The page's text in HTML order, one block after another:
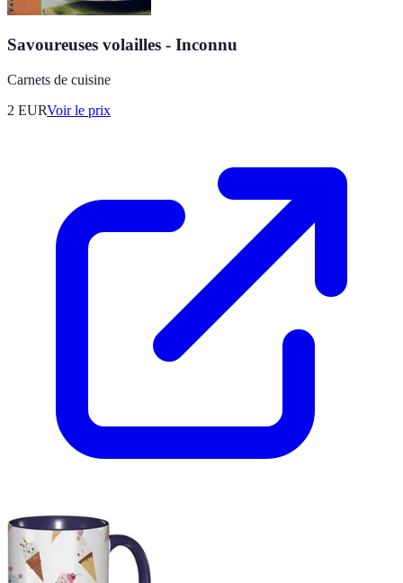
Savoureuses volailles - Inconnu
Carnets de cuisine
2 EURVoir le prix